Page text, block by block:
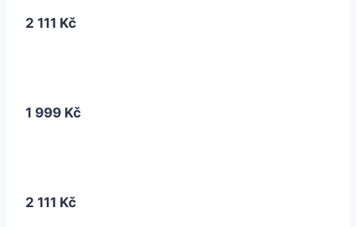
2 111 Kč
1 999 Kč
2 111 Kč